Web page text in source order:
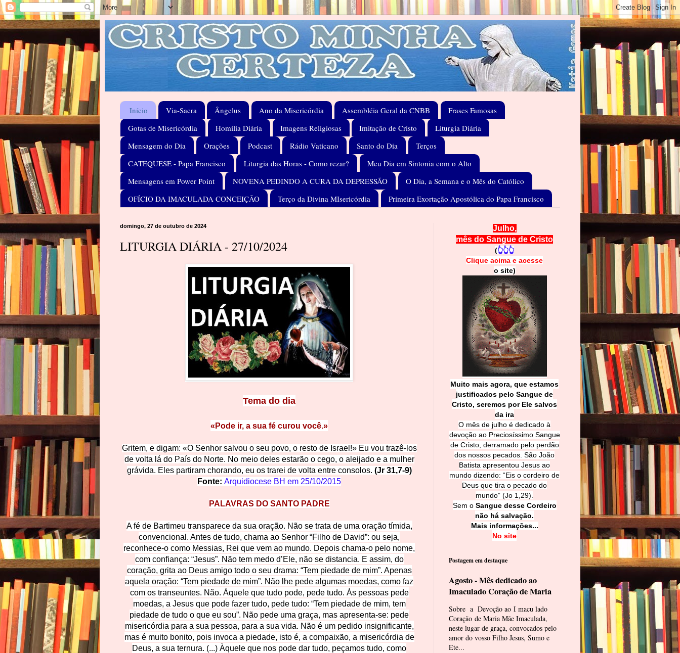
Início Via-Sacra Ângelus Ano da Misericórdia Assembléia Geral da CNBB
Frases Famosas
Gotas de Misericórdia
Homilia Diária Imagens Religiosas Imitação de Cristo
Liturgia Diária
Mensagem do Dia
Orações Podcast Rádio Vaticano Santo do Dia
Terços
CATEQUESE - Papa Francisco
Liturgia das Horas - Como rezar?
Meu Dia em Sintonia com o Alto
Mensagens em Power Point
NOVENA PEDINDO A CURA DA DEPRESSÃO
O Dia, a Semana e o Mês do Católico
OFÍCIO DA IMACULADA CONCEIÇÃO
Terço da Divina MIsericórdia Primeira Exortação Apostólica do Papa Francisco
domingo, 27 de outubro de 2024
LITURGIA DIÁRIA - 27/10/2024
Tema do dia
«Pode ir, a sua fé curou você.»
Gritem, e digam: «O Senhor salvou o seu povo, o resto de Israel!» Eu vou trazê-los
de volta lá do País do Norte. No meio deles estarão o cego, o aleijado e a mulher
grávida. Eles partiram chorando, eu os trarei de volta entre consolos. (Jr 31,7-9)
Fonte: Arquidiocese BH em 25/10/2015
PALAVRAS DO SANTO PADRE
A fé de Bartimeu transparece da sua oração. Não se trata de uma oração tímida,
convencional. Antes de tudo, chama ao Senhor “Filho de David”: ou seja,
reconhece-o como Messias, Rei que vem ao mundo. Depois chama-o pelo nome,
com confiança: “Jesus”. Não tem medo d’Ele, não se distancia. E assim, do
coração, grita ao Deus amigo todo o seu drama: “Tem piedade de mim”. Apenas
aquela oração: “Tem piedade de mim”. Não lhe pede algumas moedas, como faz
com os transeuntes. Não. Àquele que tudo pode, pede tudo. Às pessoas pede
moedas, a Jesus que pode fazer tudo, pede tudo: “Tem piedade de mim, tem
piedade de tudo o que eu sou”. Não pede uma graça, mas apresenta-se: pede
misericórdia para a sua pessoa, para a sua vida. Não é um pedido insignificante,
mas é muito bonito, pois invoca a piedade, isto é, a compaixão, a misericórdia de
Deus, a sua ternura. (...) Àquele que nos pode dar tudo, peçamos tudo, como
Julho,
mês do Sangue de Cristo
(👆👆👆
Clique acima e acesse
o site)
Muito mais agora, que estamos
justificados pelo Sangue de
Cristo, seremos por Ele salvos
da ira
O mês de julho é dedicado à
devoção ao Preciosíssimo Sangue
de Cristo, derramado pelo perdão
dos nossos pecados. São João
Batista apresentou Jesus ao
mundo dizendo: “Eis o cordeiro de
Deus que tira o pecado do
mundo” (Jo 1,29).
Sem o Sangue desse Cordeiro
não há salvação.
Mais informações...
No site
Postagem em destaque
Agosto - Mês dedicado ao
Imaculado Coração de Maria
Sobre a Devoção ao I macu lado
Coração de Maria Mãe Imaculada,
neste lugar de graça, convocados pelo
amor do vosso Filho Jesus, Sumo e
Ete...